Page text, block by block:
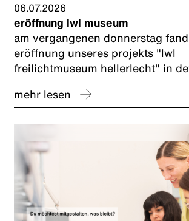
06.07.2026
eröffnung lwl museum
am vergangenen donnerstag
eröffnung unseres projekts "lwl
freilichtmuseum hellerlecht" in
mehr lesen